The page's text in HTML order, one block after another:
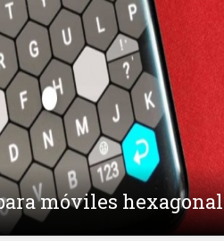
móviles hexagonal